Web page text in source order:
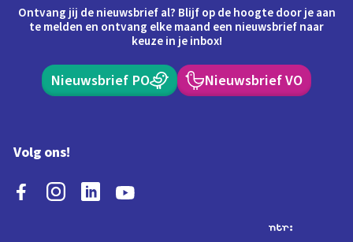
Ontvang jij de nieuwsbrief al? Blijf op de hoogte door je aan
te melden en ontvang elke maand een nieuwsbrief naar
keuze in je inbox!
Nieuwsbrief PO Nieuwsbrief VO
Volg ons!